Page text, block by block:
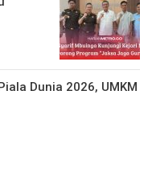
Dunia 2026, UMKM